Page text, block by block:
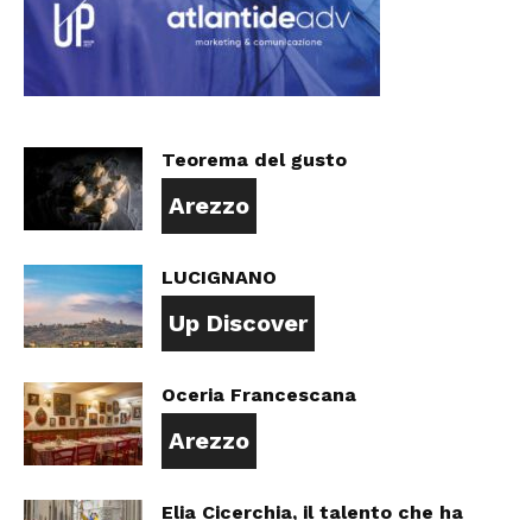
Teorema del gusto
Arezzo
LUCIGNANO
Up Discover
Oceria Francescana
Arezzo
Elia Cicerchia, il talento che ha